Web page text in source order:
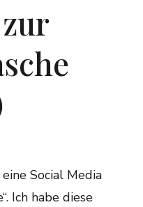
Social Media
Ich habe diese